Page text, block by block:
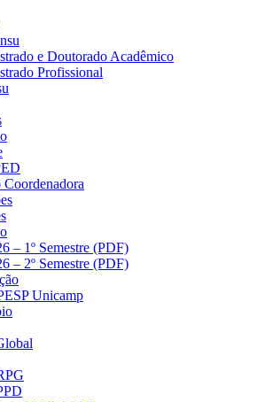
e Doutorado Acadêmico
Profissional
Coordenadora
– 1º Semestre (PDF)
– 2º Semestre (PDF)
Unicamp